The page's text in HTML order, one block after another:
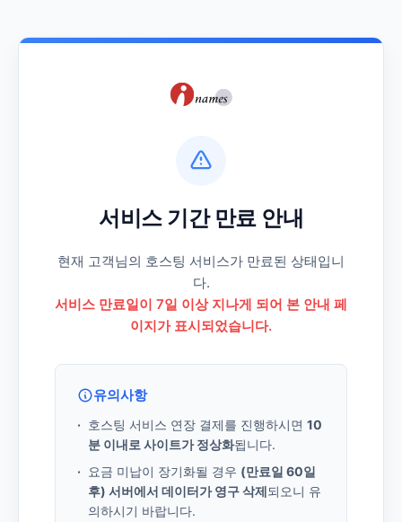
서비스 기간 만료 안내
현재 고객님의 호스팅 서비스가 만료된 상태입니
다.
서비스 만료일이 7일 이상 지나게 되어 본 안내 페
이지가 표시되었습니다.
유의사항
호스팅 서비스 연장 결제를 진행하시면 10
분 이내로 사이트가 정상화됩니다.
요금 미납이 장기화될 경우 (만료일 60일
후) 서버에서 데이터가 영구 삭제되오니 유
의하시기 바랍니다.